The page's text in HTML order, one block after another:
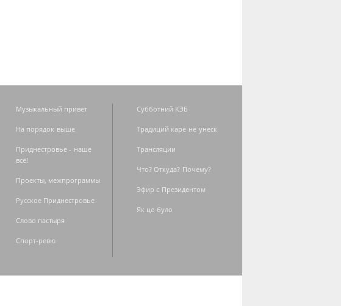
Музыкальный привет
На порядок выше
Приднестровье - наше
всё!
Проекты, межпрограммы
Русское Приднестровье
Слово пастыря
Спорт-ревю
Субботний КЭБ
Традиций каре не унеск
Трансляции
Что? Откуда? Почему?
Эфир с Президентом
Як це було